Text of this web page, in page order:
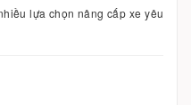
lựa chọn nâng cấp xe yêu